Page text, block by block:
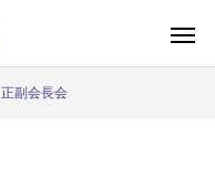
正副会長会